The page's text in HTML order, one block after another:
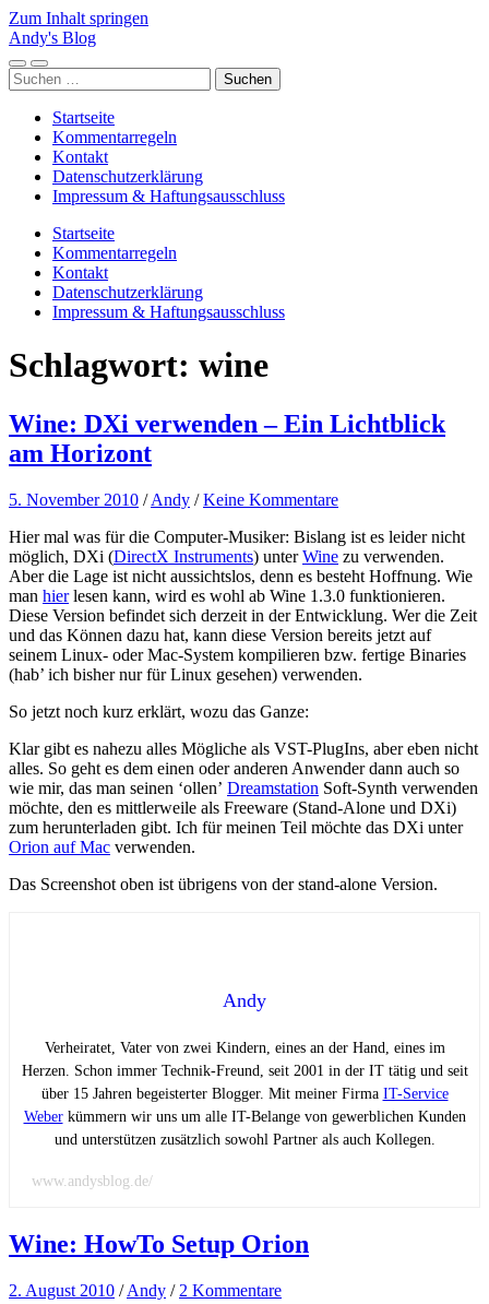
Zum Inhalt springen
Andy's Blog
Mobile-
Menü
Suchfeld
ein-/ausblenden
Suchen
nach:
Startseite
Kommentarregeln
Kontakt
Datenschutzerklärung
Impressum & Haftungsausschluss
Startseite
Kommentarregeln
Kontakt
Datenschutzerklärung
Impressum & Haftungsausschluss
Schlagwort: wine
Wine: DXi verwenden – Ein Lichtblick
am Horizont
5. November 2010 /Andy /Keine Kommentare
Hier mal was für die Computer-Musiker: Bislang ist es leider nicht
möglich, DXi (DirectX Instruments) unterWine zu verwenden.
Aber die Lage ist nicht aussichtslos, denn es besteht Hoffnung. Wie
man hierlesen kann, wird es wohl ab Wine 1.3.0 funktionieren.
Diese Version befindet sich derzeit in der Entwicklung. Wer die Zeit
und das Können dazu hat, kann diese Version bereits jetzt auf
seinem Linux- oder Mac-System kompilieren bzw. fertige Binaries
(hab’ ich bisher nur für Linux gesehen) verwenden.
So jetzt noch kurz erklärt, wozu das Ganze:
Klar gibt es nahezu alles Mögliche als VST-PlugIns, aber eben nicht
alles. So geht es dem einen oder anderen Anwender dann auch so
wie mir, das man seinen ‘ollen’ Dreamstation Soft-Synth verwenden
möchte, den es mittlerweile als Freeware (Stand-Alone und DXi)
zum herunterladen gibt. Ich für meinen Teil möchte das DXi unter
Orion auf Mac verwenden.
Das Screenshot oben ist übrigens von der stand-alone Version.
Andy
Verheiratet, Vater von zwei Kindern, eines an der Hand, eines im
Herzen. Schon immer Technik-Freund, seit 2001 in der IT tätig und seit
über 15 Jahren begeisterter Blogger. Mit meiner Firma IT-Service
Weberkümmern wir uns um alle IT-Belange von gewerblichen Kunden
und unterstützen zusätzlich sowohl Partner als auch Kollegen.
www.andysblog.de/
Wine: HowTo Setup Orion
2. August 2010 /Andy / 2 Kommentare